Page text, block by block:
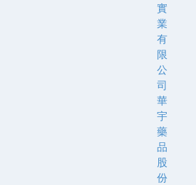
實
業
有
限
公
司
華
宇
藥
品
股
份